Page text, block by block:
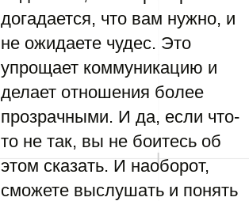
догадается, что вам нужно, и
не ожидаете чудес. Это
упрощает коммуникацию и
делает отношения более
прозрачными. И да, если что-
то не так, вы не боитесь об
этом сказать. И наоборот,
сможете выслушать и понять